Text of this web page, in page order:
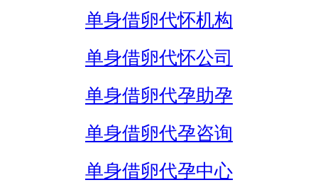
单身借卵代怀机构
单身借卵代怀公司
单身借卵代孕助孕
单身借卵代孕咨询
单身借卵代孕中心